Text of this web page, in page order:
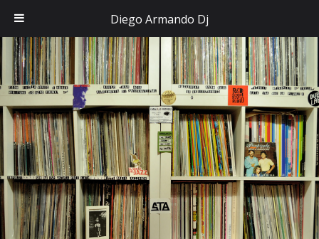
Diego Armando Dj